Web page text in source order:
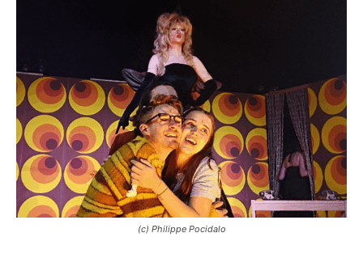
(c) Philippe Pocidalo